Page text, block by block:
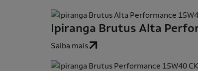
Ipiranga Brutus Alta
Saiba mais